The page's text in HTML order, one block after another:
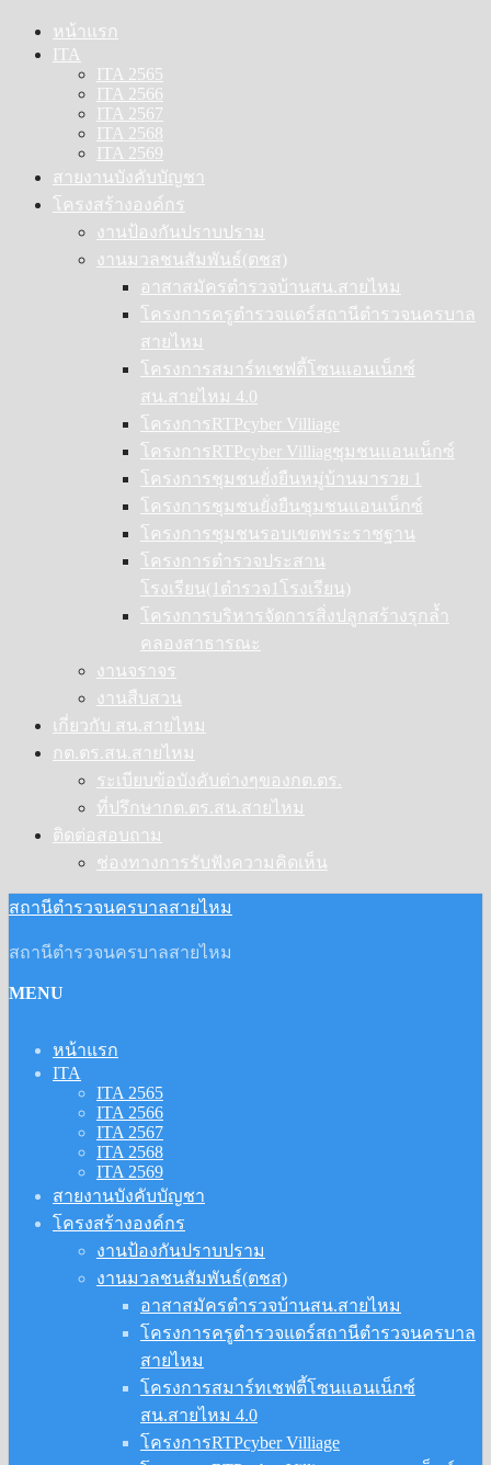
Skip
content
หน้าแรก
ITA
ITA 2565
ITA 2566
ITA 2567
ITA 2568
ITA 2569
สายงานบังคับบัญชา
โครงสร้างองค์กร
งานป้องกันปราบปราม
งานมวลชนสัมพันธ์(ตชส)
อาสาสมัครตำรวจบ้านสน.สายไหม
โครงการครูตำรวจแดร์สถานีตำรวจนครบาล
สายไหม
โครงการสมาร์ทเชฟตี้โซนแอนเน็กซ์
สน.สายไหม 4.0
โครงการRTPcyber Villiage
โครงการRTPcyber Villiagชุมชนแอนเน็กซ์
โครงการชุมชนยั่งยืนหมู่บ้านมารวย 1
โครงการชุมชนยั่งยืนชุมชนแอนเน็กซ์
โครงการชุมชนรอบเขตพระราชฐาน
โครงการตำรวจประสาน
โรงเรียน(1ตำรวจ1โรงเรียน)
โครงการบริหารจัดการสิ่งปลูกสร้างรุกล้ำ
คลองสาธารณะ
งานจราจร
งานสืบสวน
เกี่ยวกับ สน.สายไหม
กต.ตร.สน.สายไหม
ระเบียบข้อบังคับต่างๆของกต.ตร.
ที่ปรึกษากต.ตร.สน.สายไหม
ติดต่อสอบถาม
ช่องทางการรับฟังความคิดเห็น
สถานีตำรวจนครบาลสายไหม
สถานีตำรวจนครบาลสายไหม
MENU
หน้าแรก
ITA
ITA 2565
ITA 2566
ITA 2567
ITA 2568
ITA 2569
สายงานบังคับบัญชา
โครงสร้างองค์กร
งานป้องกันปราบปราม
งานมวลชนสัมพันธ์(ตชส)
อาสาสมัครตำรวจบ้านสน.สายไหม
โครงการครูตำรวจแดร์สถานีตำรวจนครบาล
สายไหม
โครงการสมาร์ทเชฟตี้โซนแอนเน็กซ์
สน.สายไหม 4.0
โครงการRTPcyber Villiage